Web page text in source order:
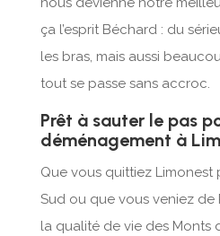
ça l’esprit Béchard : du
les bras, mais aussi
tout se passe sans accroc.
Prêt à sauter le pas
déménagement à
Que vous quittiez
Sud ou que vous veniez de
la qualité de vie des Monts